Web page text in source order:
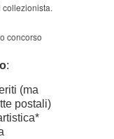
collezionista.
concorso
:
(ma
postali)